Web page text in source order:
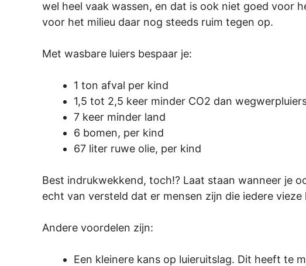
wel heel vaak wassen, en dat is ook niet goed voor
voor het milieu daar nog steeds ruim tegen op.
Met wasbare luiers bespaar je:
1 ton afval per kind
1,5 tot 2,5 keer minder CO2 dan
7 keer minder land
6 bomen, per kind
67 liter ruwe olie, per kind
Best indrukwekkend, toch!? Laat staan wanneer je
echt van versteld dat er mensen zijn die iedere
Andere voordelen zijn:
Een kleinere kans op luieruitslag. Dit heeft te